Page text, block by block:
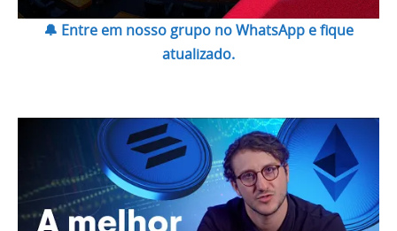
🔔 Entre em nosso grupo no WhatsApp e fique
atualizado.